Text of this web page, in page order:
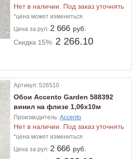
Нет в наличии. Под заказ уточнять
*цена может измениться
Цена за рул:2 666 руб.
Скидка 15%: 2 266.10
Артикул:526510
Обои Accento Garden 588392
винил на флизе 1,06х10м
Производитель:Accento
Нет в наличии. Под заказ уточнять
*цена может измениться
Цена за рул:2 666 руб.